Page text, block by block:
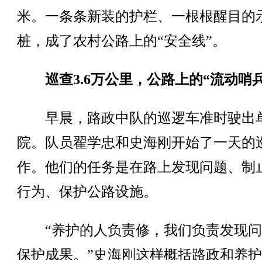
米。一条条新装的护栏、一根根醒目的
桩，成了农村公路上的“安全线”。
巡查3.6万公里，公路上的“流动哨
早晨，路政中队的巡逻车准时驶出
院。队员翟学忠和史海刚开始了一天的
作。他们的任务是在路上发现问题、制
行为、保护公路设施。
“养护的人负责修，我们负责发现
保护成果。”史海刚这样概括路政和养